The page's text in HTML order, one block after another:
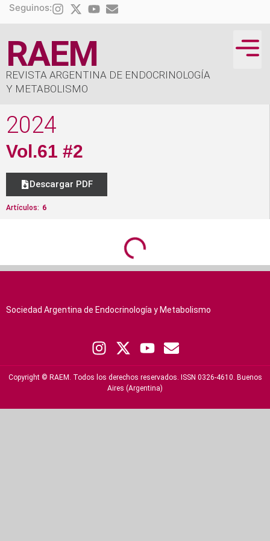
Seguinos:
RAEM
REVISTA ARGENTINA DE ENDOCRINOLOGÍA
Y METABOLISMO
2024
Vol.61 #2
Descargar PDF
Artículos: 6
Sociedad Argentina de Endocrinología y Metabolismo
Copyright © RAEM. Todos los derechos reservados. ISSN 0326-4610. Buenos
Aires (Argentina)